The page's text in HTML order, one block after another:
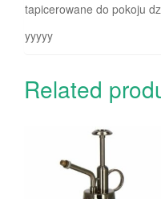
tapicerowane do pokoju
yyyyy
Related